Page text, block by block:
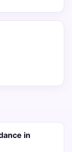
in